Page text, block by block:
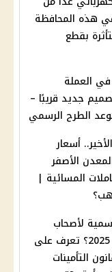
صباحًا في هذه المحافظة
بقطع
العملة
بتصميم جديد قريبًا –
الطرح الرسمي
الأخير.. أسعار
اليوم 4-2-2025: المعدن الأصفر
المسائية |
لأصحاب
المعاشات في مصر خلال 2025؟ تعرف على
التأمينات